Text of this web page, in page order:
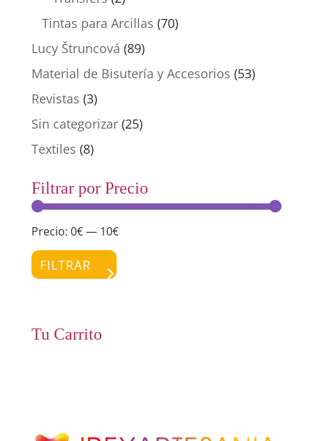
Tintas para Arcillas (70)
Lucy Štruncová (89)
Material de Bisutería y Accesorios (53)
Revistas (3)
Sin categorizar (25)
Textiles (8)
Filtrar por Precio
FILTRAR
Precio: 0€— 10€
Tu Carrito